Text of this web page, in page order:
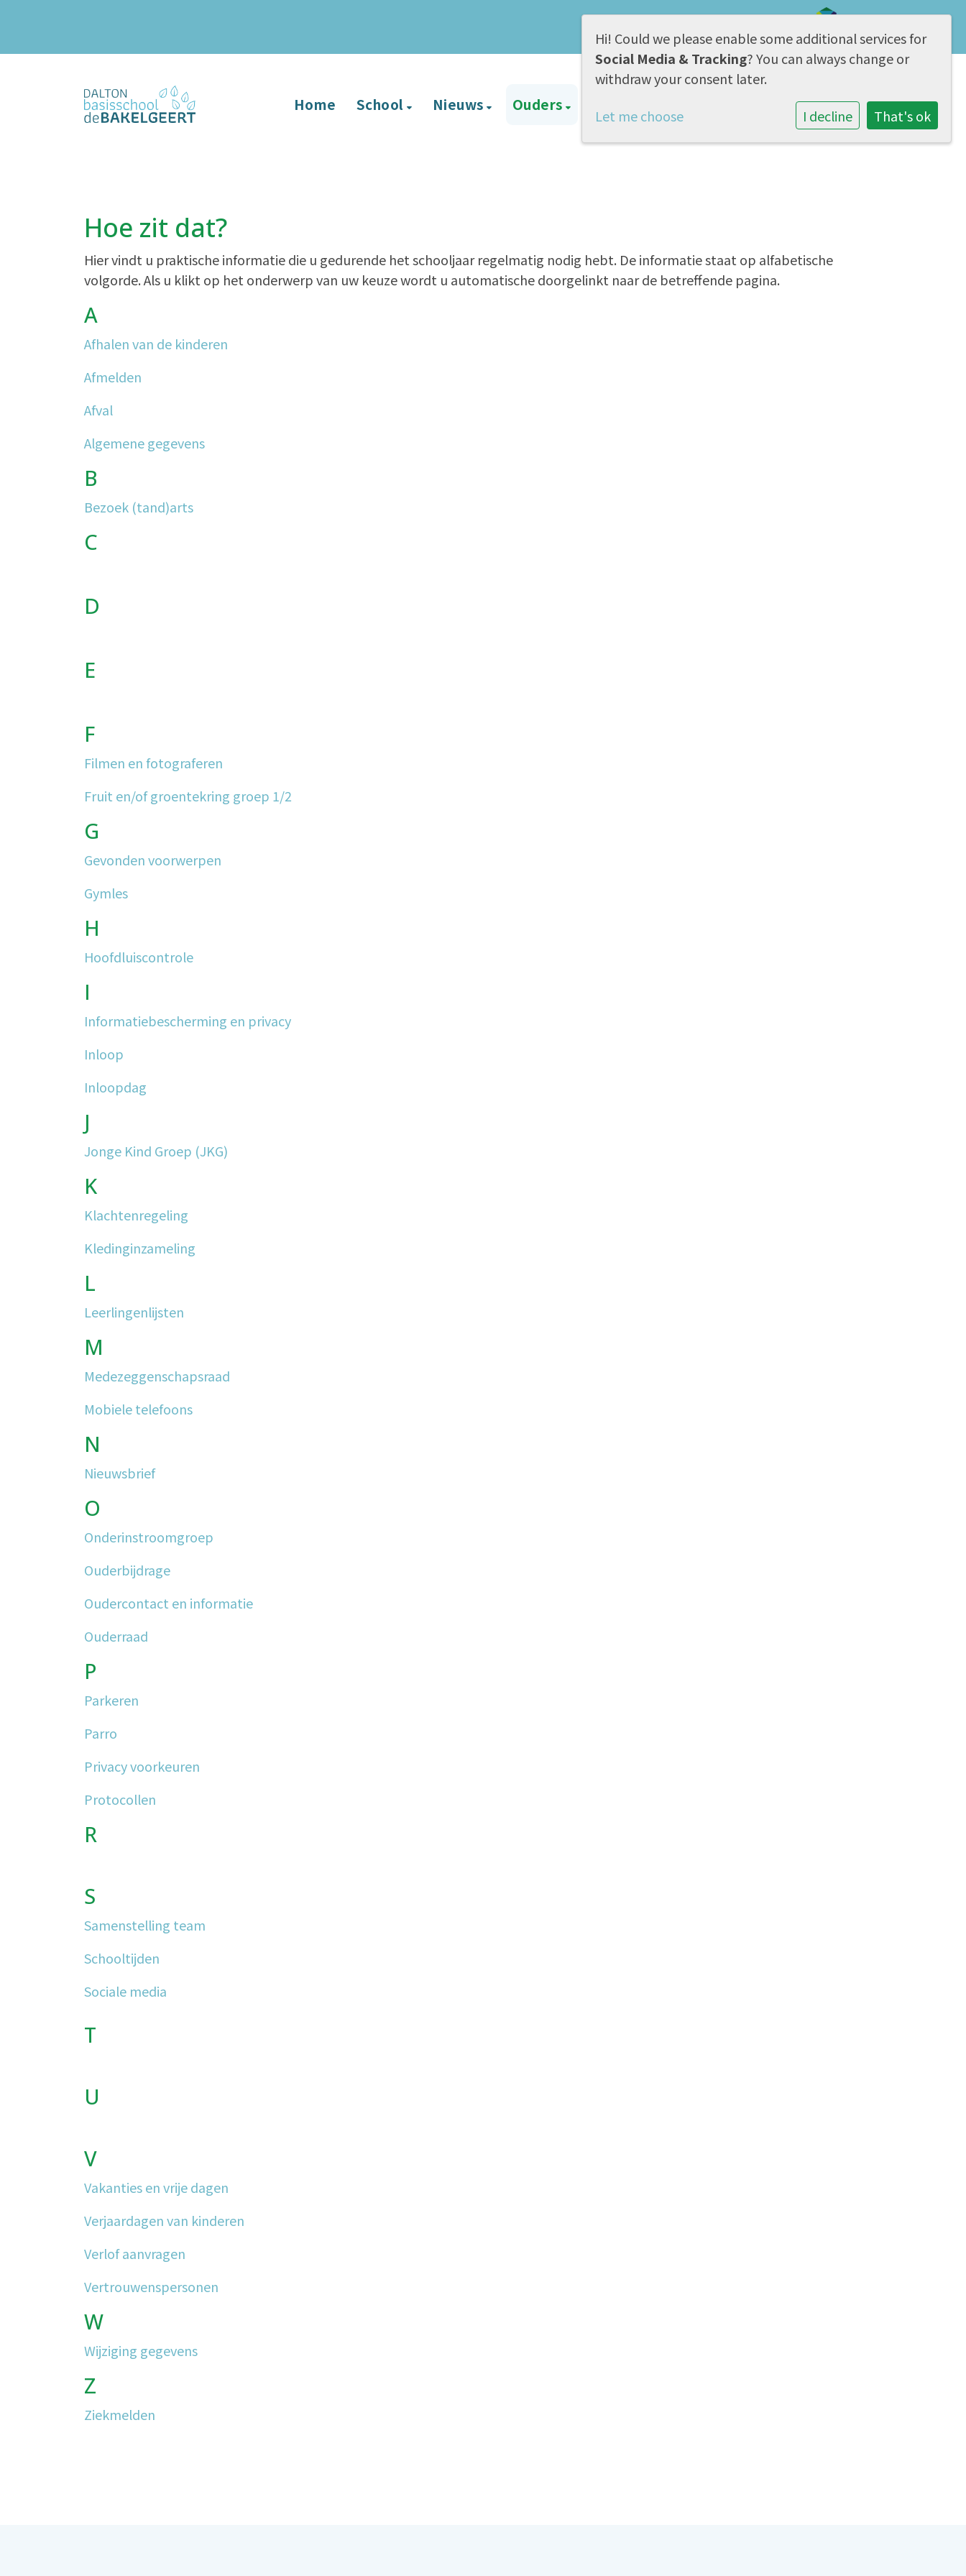
AVG & Privacy
Home School Nieuws Ouders Contact
Hoe zit dat?
Hier vindt u praktische informatie die u gedurende het schooljaar regelmatig nodig hebt. De informatie staat op alfabetische
volgorde. Als u klikt op het onderwerp van uw keuze wordt u automatische doorgelinkt naar de betreffende pagina.
A
Afhalen van de kinderen
Afmelden
Afval
Algemene gegevens
B
Bezoek (tand)arts
C
D
E
F
Filmen en fotograferen
Fruit en/of groentekring groep 1/2
G
Gevonden voorwerpen
Gymles
H
Hoofdluiscontrole
I
Informatiebescherming en privacy
Inloop
Inloopdag
J
Jonge Kind Groep (JKG)
K
Klachtenregeling
Kledinginzameling
L
Leerlingenlijsten
M
Medezeggenschapsraad
Mobiele telefoons
N
Nieuwsbrief
O
Onderinstroomgroep
Ouderbijdrage
Oudercontact en informatie
Ouderraad
P
Parkeren
Parro
Privacy voorkeuren
Protocollen
R
S
Samenstelling team
Schooltijden
Sociale media
T
U
V
Vakanties en vrije dagen
Verjaardagen van kinderen
Verlof aanvragen
Vertrouwenspersonen
W
Wijziging gegevens
Z
Ziekmelden
Hi! Could we please enable some additional services for
Social Media & Tracking? You can always change or
withdraw your consent later.
Let me choose
I decline That's ok